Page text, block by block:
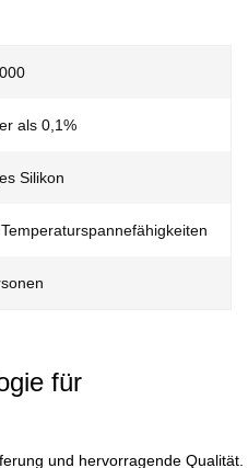
als 0,1%
Silikon
für
und hervorragende Qualität.